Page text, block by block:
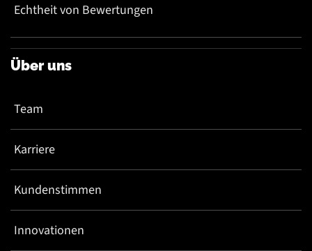
Echtheit von Bewertungen
Über uns
Team
Karriere
Kundenstimmen
Innovationen